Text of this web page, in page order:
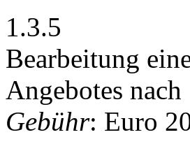
1.3.5
Bearbeitung
Angebotes
Gebühr: Euro